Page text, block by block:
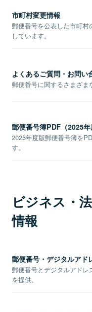
市町村変更情報
郵便番号を公表した市町
しています。
よくあるご質問・お問い
郵便番号に関するさまざま
郵便番号簿PDF（2025年
2025年度版郵便番号簿を
す。
ビジネス・
情報
郵便番号・デジタルアド
郵便番号とデジタルアド
を提供。